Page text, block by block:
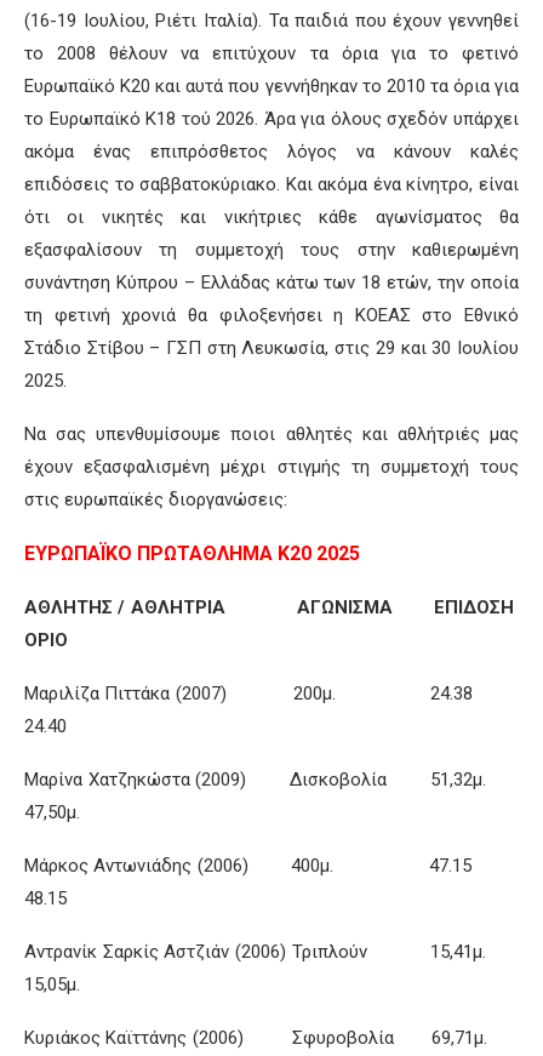
(16-19 Ιουλίου, Ριέτι Ιταλία). Τα παιδιά που έχουν γεννηθεί
το 2008 θέλουν να επιτύχουν τα όρια για το φετινό
Ευρωπαϊκό Κ20 και αυτά που γεννήθηκαν το 2010 τα όρια για
το Ευρωπαϊκό Κ18 τού 2026. Άρα για όλους σχεδόν υπάρχει
ακόμα ένας επιπρόσθετος λόγος να κάνουν καλές
επιδόσεις το σαββατοκύριακο. Και ακόμα ένα κίνητρο, είναι
ότι οι νικητές και νικήτριες κάθε αγωνίσματος θα
εξασφαλίσουν τη συμμετοχή τους στην καθιερωμένη
συνάντηση Κύπρου – Ελλάδας κάτω των 18 ετών, την οποία
τη φετινή χρονιά θα φιλοξενήσει η ΚΟΕΑΣ στο Εθνικό
Στάδιο Στίβου – ΓΣΠ στη Λευκωσία, στις 29 και 30 Ιουλίου
2025.
Να σας υπενθυμίσουμε ποιοι αθλητές και αθλήτριές μας
έχουν εξασφαλισμένη μέχρι στιγμής τη συμμετοχή τους
στις ευρωπαϊκές διοργανώσεις:
ΕΥΡΩΠΑΪΚΟ ΠΡΩΤΑΘΛΗΜΑ Κ20 2025
ΑΘΛΗΤΗΣ / ΑΘΛΗΤΡΙΑ ΑΓΩΝΙΣΜΑ ΕΠΙΔΟΣΗ
ΟΡΙΟ
Μαριλίζα Πιττάκα (2007) 200μ. 24.38
24.40
Μαρίνα Χατζηκώστα (2009) Δισκοβολία 51,32μ.
47,50μ.
Μάρκος Αντωνιάδης (2006) 400μ. 47.15
48.15
Αντρανίκ Σαρκίς Αστζιάν (2006) Τριπλούν 15,41μ.
15,05μ.
Κυριάκος Καϊττάνης (2006) Σφυροβολία 69,71μ.